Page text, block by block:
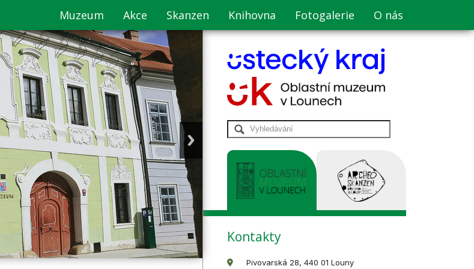
Muzeum Akce Skanzen Knihovna Fotogalerie O nás
Kontakty
Pivovarská 28, 440 01 Louny